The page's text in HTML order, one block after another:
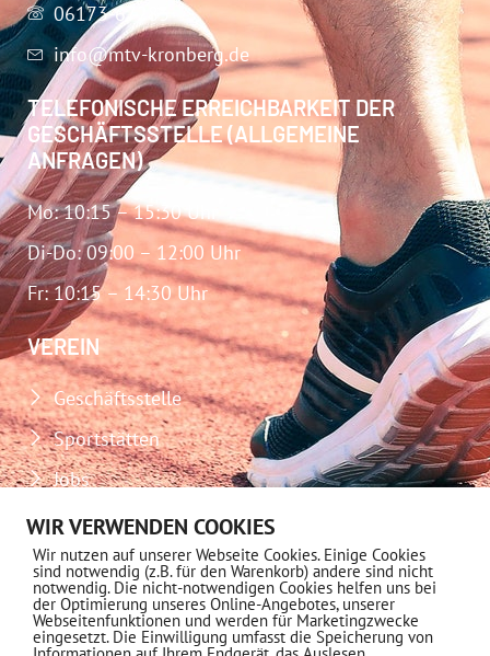
06173-67283
info@mtv-kronberg.de
TELEFONISCHE ERREICHBARKEIT DER
GESCHÄFTSSTELLE (ALLGEMEINE
ANFRAGEN)
Mo: 10:15 – 15:30 Uhr
Di-Do: 09:00 – 12:00 Uhr
Fr: 10:15 – 14:30 Uhr
VEREIN
Geschäftsstelle
Sportstätten
Jobs
Download-Center
Impressum
Datenschutz
WIR VERWENDEN COOKIES
Wir nutzen auf unserer Webseite Cookies. Einige Cookies
sind notwendig (z.B. für den Warenkorb) andere sind nicht
notwendig. Die nicht-notwendigen Cookies helfen uns bei
der Optimierung unseres Online-Angebotes, unserer
Webseitenfunktionen und werden für Marketingzwecke
eingesetzt. Die Einwilligung umfasst die Speicherung von